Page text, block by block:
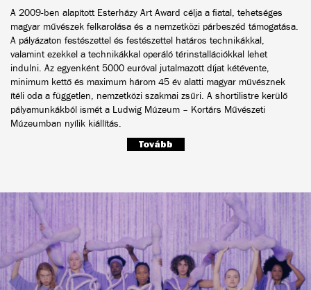
A 2009-ben alapított Esterházy Art Award célja a fiatal, tehetséges
magyar művészek felkarolása és a nemzetközi párbeszéd támogatása.
A pályázaton festészettel és festészettel határos technikákkal,
valamint ezekkel a technikákkal operáló térinstallációkkal lehet
indulni. Az egyenként 5000 euróval jutalmazott díjat kétévente,
minimum kettő és maximum három 45 év alatti magyar művésznek
ítéli oda a független, nemzetközi szakmai zsűri. A shortilistre kerülő
pályamunkákból ismét a Ludwig Múzeum – Kortárs Művészeti
Múzeumban nyílik kiállítás.
Tovább